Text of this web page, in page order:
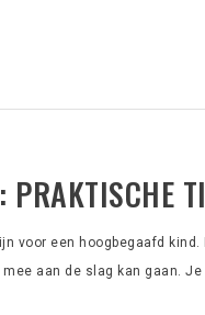
PRAKTISCHE
voor een hoogbegaafd
aan de slag kan gaan.